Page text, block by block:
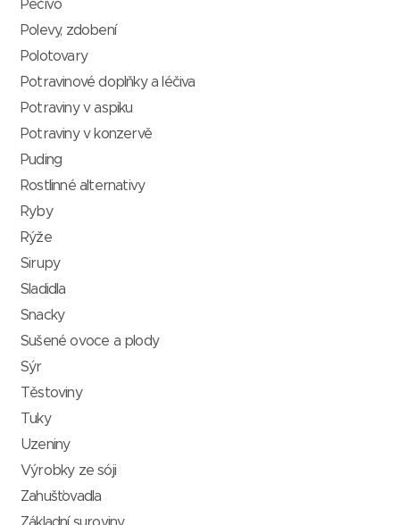
Pečivo
Polevy, zdobení
Polotovary
Potravinové doplňky a léčiva
Potraviny v aspiku
Potraviny v konzervě
Puding
Rostlinné alternativy
Ryby
Rýže
Sirupy
Sladidla
Snacky
Sušené ovoce a plody
Sýr
Těstoviny
Tuky
Uzeniny
Výrobky ze sóji
Zahušťovadla